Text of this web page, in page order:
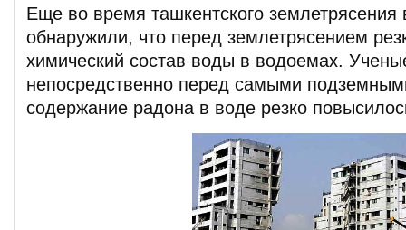
Еще во время ташкентского землетрясения
обнаружили, что перед землетрясением
химический состав воды в водоемах.
непосредственно перед самыми
содержание радона в воде резко